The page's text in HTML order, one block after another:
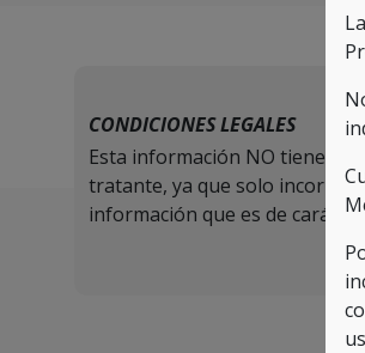
CONDICIONES LEGALES
Esta información NO tiene
tratante, ya que solo
información que es de